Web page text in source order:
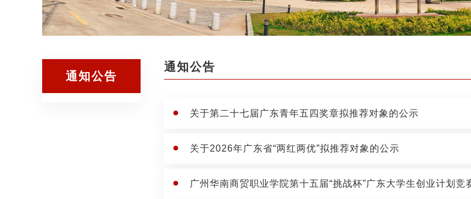
通知公告
通知公告
关于第二十七届广东青年五四奖章拟推荐对象的公示
关于2026年广东省“两红两优”拟推荐对象的公示
广州华南商贸职业学院第十五届“挑战杯”广东大学生创业计划竞